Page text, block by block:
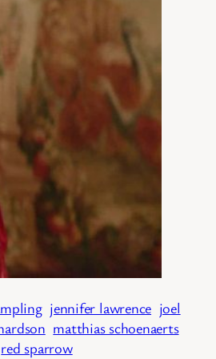
jennifer lawrence joel
matthias schoenaerts
red sparrow